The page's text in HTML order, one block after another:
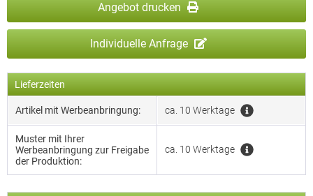
Angebot drucken
Individuelle Anfrage
Lieferzeiten
Artikel mit Werbeanbringung: ca. 10 Werktage
Muster mit Ihrer
Werbeanbringung zur Freigabe
der Produktion:
ca. 10 Werktage